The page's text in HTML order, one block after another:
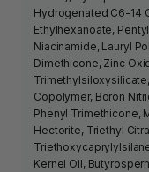
Hydrogenated C6-14
Ethylhexanoate,
Niacinamide, Lauryl
Dimethicone, Zinc
Copolymer, Boron
Phenyl Trimethicone,
Hectorite, Triethyl
Kernel Oil,